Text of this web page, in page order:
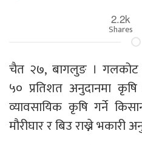
2.2k
Shares
चैत २७, बागलुङ । गलकोट
५० प्रतिशत अनुदानमा
व्यावसायिक कृषि गर्ने
मौरीघार र बिउ राख्ने भकारी